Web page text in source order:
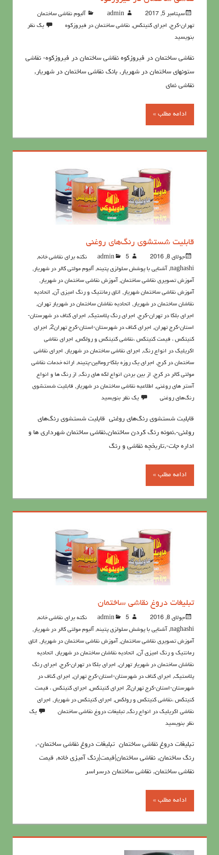
سپتامبر 5, 2017 admin
آلبوم نقاشی ساختمان
تهران-کرج, اجرای کنیتکس, نقاشی ساختمان در فیروزکوه
یک نظر
بنویسید
نقاشی ساختمان در فیروزکوه نقاشی ساختمان در فیروزکوه- نقاشی
ستونهای ساختمان در شهریار, بانک نقاشی ساختمان در شهریار,
نقاشی نمای
ادامه مطلب »
قابليت شستشوی رنگ‌هاي روغنی
جولای 8, 2016 admin 5نکته برای نقاشی خانه
,
naghashi
, آشنايي با پوشش سلولزي پتينه, آلبوم مولتی کالر در شهریار,
آموزش تصویری نقاشی ساختمان, آموزش نقاشی ساختمان در شهریار,
آموزش نقاشی ساختمان شهریار, اتاق رمانتیک و رنگ امیزی آن, اتحادیه
نقاشان ساختمان در شهریار, اتحادیه نقاشان ساختمان در شهریار تهران,
اجرای بلکا در تهران-کرج, اجرای رنگ پلاستیک, اجرای کناف در شهرستان-
استان-کرج تهران, اجرای کناف در شهرستان-استان-کرج تهران2 , اجرای
کنیتکس ، قیمت کنیتکس ،نقاشي كنيتكس و رولكس, اجرای نقاشی
اکریلیک در انواع رنگ, اجرای نقاشی ساختمان در شهریار, اجرای نقاشی
ساختمان در کرج, اجرای یک روزه بلکا-رومالین-پتینه, ارائه خدمات نقاشی
مولتی کالر در کرج, از بین بردن انواع لکه های رنگ, از رنگ ها و انواع
آستر های روغنی, اطلاعيه نقاشی ساختمان در شهریار, قابليت شستشوي
رنگ‌هاي روغني
یک نظر بنویسید
قابليت شستشوی رنگ‌هاي روغنی قابليت شستشوی رنگ‌هاي
روغنی-,نمونه رنگ کردن ساختمان,نقاشی ساختمان شهرداری ها و
اداره جات-,تاریخچه نقاشی و رنگ
ادامه مطلب »
تبلیغات دروغ نقاشی ساختمان
جولای 8, 2016 admin 5نکته برای نقاشی خانه
,
naghashi
, آشنايي با پوشش سلولزي پتينه, آلبوم مولتی کالر در شهریار,
آموزش تصویری نقاشی ساختمان, آموزش نقاشی ساختمان در شهریار, اتاق
رمانتیک و رنگ امیزی آن, اتحادیه نقاشان ساختمان در شهریار, اتحادیه
نقاشان ساختمان در شهریار تهران, اجرای بلکا در تهران-کرج, اجرای رنگ
پلاستیک, اجرای کناف در شهرستان-استان-کرج تهران, اجرای کناف در
شهرستان-استان-کرج تهران2 , اجرای کنیتکس, اجرای کنیتکس ، قیمت
کنیتکس ،نقاشي كنيتكس و رولكس, اجرای کنیتکس در شهریار, اجرای
نقاشی اکریلیک در انواع رنگ,تبلیغات دروغ نقاشی ساختمان
یک
نظر بنویسید
تبلیغات دروغ نقاشی ساختمان تبلیغات دروغ نقاشی ساختمان-,
رنگ ساختمان, نقاشی ساختمان|قیمت|رنگ آمیزی خانه, قيمت
نقاشي ساختمان, نقاشی ساختمان درسراسر
ادامه مطلب »